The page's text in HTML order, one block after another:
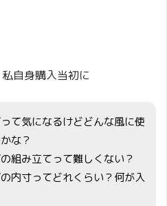
自身購入当初に
て気になるけどどんな風に使
な？
組み立てって難しくない？
内寸ってどれくらい？何が入